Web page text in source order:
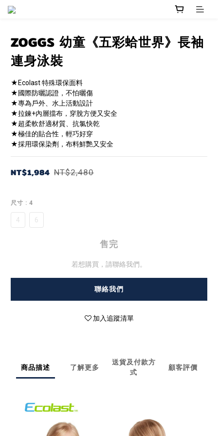
ZOGGS 幼童《五彩蛤世界》長袖
連身泳裝
★Ecolast 特殊環保面料
★國際防曬認證，不怕曬傷
★專為戶外、水上活動設計
★拉鍊+內層擋布，穿脫方便又安全
★超柔軟舒適材質、抗氯快乾
★極佳的貼合性，輕巧好穿
★採用環保染劑，布料鮮艷又安全
NT$1,984 NT$2,480
尺寸 : 4
4 6
售完
若想購買，請聯絡我們。
聯絡我們
加入追蹤清單
商品描述 了解更多
送貨及付款方
式
顧客評價